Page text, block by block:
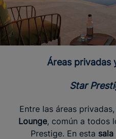
Áreas
Star
Entre las áreas
Lounge, común a todos
Prestige. En esta